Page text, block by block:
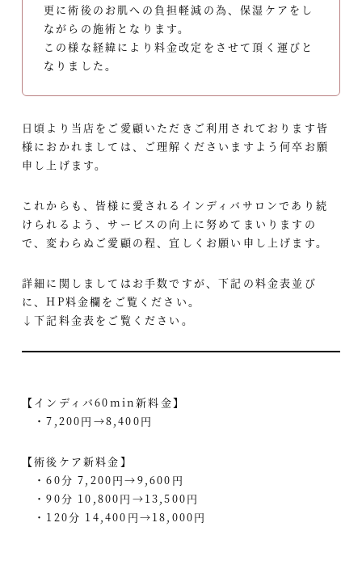
更に術後のお肌への負担軽減の為、保湿ケアをし
ながらの施術となります。
この様な経緯により料金改定をさせて頂く運びと
なりました。
日頃より当店をご愛顧いただきご利用されております皆
様におかれましては、ご理解くださいますよう何卒お願
申し上げます。
これからも、皆様に愛されるインディバサロンであり続
けられるよう、サービスの向上に努めてまいりますの
で、変わらぬご愛顧の程、宜しくお願い申し上げます。
詳細に関しましてはお手数ですが、下記の料金表並び
に、HP料金欄をご覧ください。
↓下記料金表をご覧ください。
【インディバ60min新料金】
・7,200円→8,400円
【術後ケア新料金】
・60分 7,200円→9,600円
・90分 10,800円→13,500円
・120分 14,400円→18,000円